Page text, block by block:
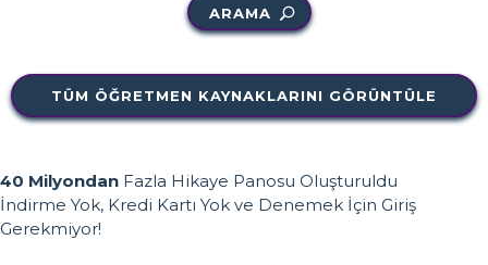
ARAMA
TÜM ÖĞRETMEN KAYNAKLARINI GÖRÜNTÜLE
40 Milyondan Fazla Hikaye Panosu Oluşturuldu
İndirme Yok, Kredi Kartı Yok ve Denemek İçin Giriş
Gerekmiyor!